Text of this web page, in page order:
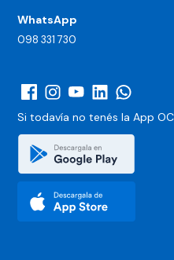
WhatsApp
098 331 730
Si todavía no tenés la App